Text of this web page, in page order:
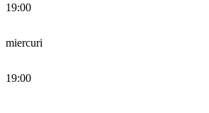
19:00
miercuri
19:00